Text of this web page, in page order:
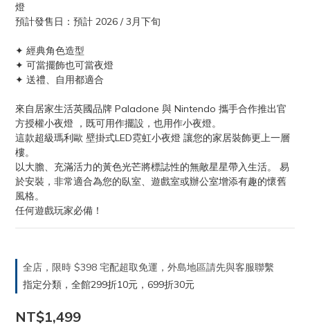
燈
預計發售日：預計 2026 / 3月下旬
✦ 經典角色造型
✦ 可當擺飾也可當夜燈
✦ 送禮、自用都適合
來自居家生活英國品牌 Paladone 與 Nintendo 攜手合作推出官
方授權小夜燈 ，既可用作擺設，也用作小夜燈。
這款超級瑪利歐 壁掛式LED霓虹小夜燈 讓您的家居裝飾更上一層
樓。
以大膽、充滿活力的黃色光芒將標誌性的無敵星星帶入生活。 易
於安裝，非常適合為您的臥室、遊戲室或辦公室增添有趣的懷舊
風格。
任何遊戲玩家必備！
全店，限時 $398 宅配超取免運，外島地區請先與客服聯繫
指定分類，全館299折10元，699折30元
NT$1,499